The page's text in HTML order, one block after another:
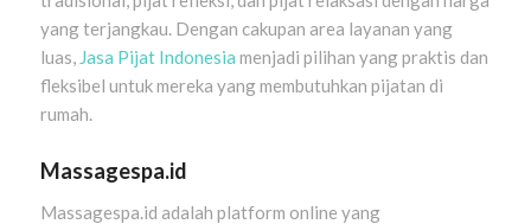
yang terjangkau. Dengan cakupan area layanan yang
luas, Jasa Pijat Indonesia menjadi pilihan yang praktis dan
fleksibel untuk mereka yang membutuhkan pijatan di
rumah.
Massagespa.id
Massagespa.id adalah platform online yang